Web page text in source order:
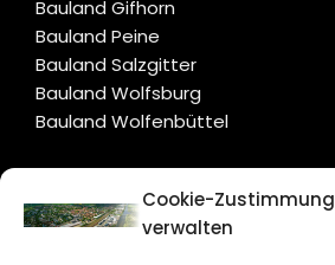
Cookie-Zustimmung
verwalten
Bauland Gifhorn
Bauland Peine
Bauland Salzgitter
Bauland Wolfsburg
Bauland Wolfenbüttel
CITYLIFE!